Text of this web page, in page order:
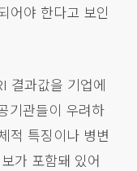
어야 한다고 보인
결과값을 기업에
기관들이 우려하
적 특징이나 병변
가 포함돼 있어